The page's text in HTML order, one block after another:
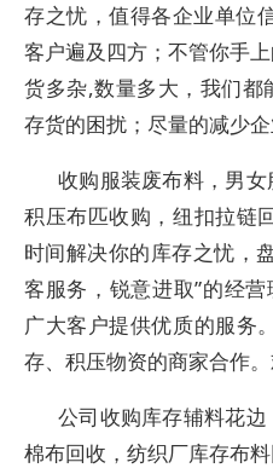
存之忧，值得各企业单位
客户遍及四方；不管你手
货多杂,数量多大，我们
存货的困扰；尽量的减少企
收购服装废布料，男
积压布匹收购，纽扣拉链
时间解决你的库存之忧，
客服务，锐意进取”的经
广大客户提供优质的服务
存、积压物资的商家合作。
公司收购库存辅料花
棉布回收，纺织厂库存布